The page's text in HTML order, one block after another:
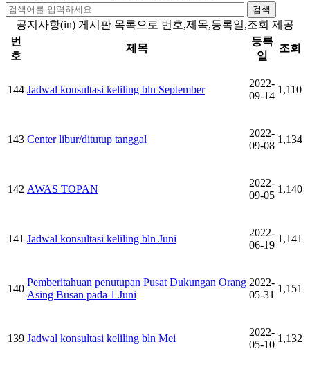
검색
공지사항(in) 게시판 목록으로 번호,제목,등록일,조회 제공
번
호
제목
등록
일
조회
144 Jadwal konsultasi keliling bln September
2022-
09-14
1,110
143 Center libur/ditutup tanggal
2022-
09-08
1,134
142 AWAS TOPAN
2022-
09-05
1,140
141 Jadwal konsultasi keliling bln Juni
2022-
06-19
1,141
140
Pemberitahuan penutupan Pusat Dukungan Orang
Asing Busan pada 1 Juni
2022-
05-31
1,151
139 Jadwal konsultasi keliling bln Mei
2022-
05-10
1,132